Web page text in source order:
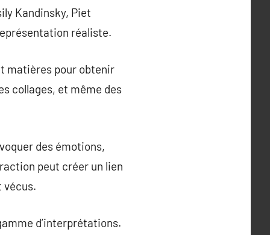
Kandinsky, Piet
réaliste.
matières pour obtenir
collages, et même des
des émotions,
peut créer un lien
vécus.
d’interprétations.